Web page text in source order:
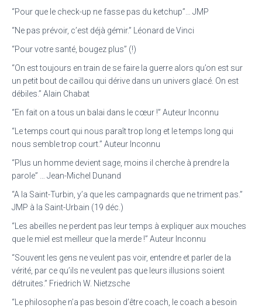
“Pour que le check-up ne fasse pas du ketchup”… JMP
“Ne pas prévoir, c’est déjà gémir.” Léonard de Vinci
“Pour votre santé, bougez plus” (!)
“On est toujours en train de se faire la guerre alors qu’on est sur
un petit bout de caillou qui dérive dans un univers glacé. On est
débiles.” Alain Chabat
“En fait on a tous un balai dans le cœur !” Auteur Inconnu
“Le temps court qui nous paraît trop long et le temps long qui
nous semble trop court.” Auteur Inconnu
“Plus un homme devient sage, moins il cherche à prendre la
parole” … Jean-Michel Dunand
“A la Saint-Turbin, y’a que les campagnards que ne triment pas.”
JMP à la Saint-Urbain (19 déc.)
“Les abeilles ne perdent pas leur temps à expliquer aux mouches
que le miel est meilleur que la merde !” Auteur Inconnu
“Souvent les gens ne veulent pas voir, entendre et parler de la
vérité, par ce qu’ils ne veulent pas que leurs illusions soient
détruites.” Friedrich W. Nietzsche
“Le philosophe n’a pas besoin d’être coach, le coach a besoin